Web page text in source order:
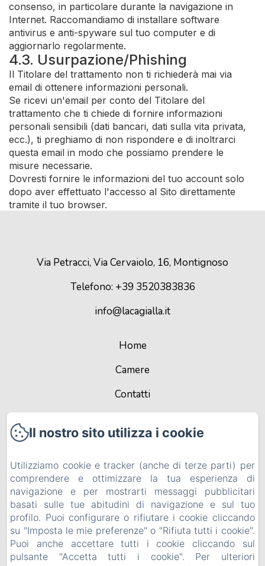
consenso, in particolare durante la navigazione in
Internet. Raccomandiamo di installare software
antivirus e anti-spyware sul tuo computer e di
aggiornarlo regolarmente.
4.3. Usurpazione/Phishing
Il Titolare del trattamento non ti richiederà mai via
email di ottenere informazioni personali.
Se ricevi un'email per conto del Titolare del
trattamento che ti chiede di fornire informazioni
personali sensibili (dati bancari, dati sulla vita privata,
ecc.), ti preghiamo di non rispondere e di inoltrarci
questa email in modo che possiamo prendere le
misure necessarie.
Dovresti fornire le informazioni del tuo account solo
dopo aver effettuato l'accesso al Sito direttamente
tramite il tuo browser.
Via Petracci, Via Cervaiolo, 16, Montignoso
Telefono: +39 3520383836
info@lacagialla.it
Home
Camere
Contatti
Note legali
Informazioni sui cookie
EN
IT
Funziona con Amenitiz
Il nostro sito utilizza i cookie
Utilizziamo cookie e tracker (anche di terze parti) per
comprendere e ottimizzare la tua esperienza di
navigazione e per mostrarti messaggi pubblicitari
basati sulle tue abitudini di navigazione e sul tuo
profilo. Puoi configurare o rifiutare i cookie cliccando
su "Imposta le mie preferenze" o "Rifiuta tutti i cookie".
Puoi anche accettare tutti i cookie cliccando sul
pulsante "Accetta tutti i cookie". Per ulteriori